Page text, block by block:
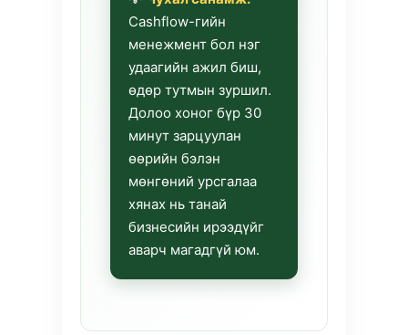
Cashflow-гийн
менежмент бол нэг
удаагийн ажил биш,
өдөр тутмын зуршил.
Долоо хоног бүр 30
минут зарцуулан
өөрийн бэлэн
мөнгөний урсгалаа
хянах нь танай
бизнесийн ирээдүйг
аварч магадгүй юм.